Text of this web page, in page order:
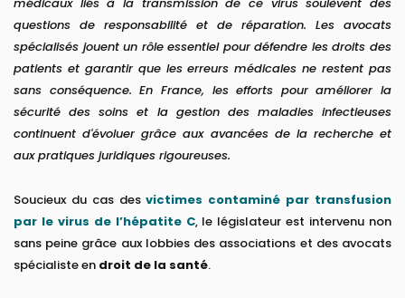
questions de responsabilité et de réparation. Les avocats
spécialisés jouent un rôle essentiel pour défendre les droits des
patients et garantir que les erreurs médicales ne restent pas
sans conséquence. En France, les efforts pour améliorer la
sécurité des soins et la gestion des maladies infectieuses
continuent d'évoluer grâce aux avancées de la recherche et
aux pratiques juridiques rigoureuses.
Soucieux du cas desvictimes contaminé par transfusion
par le virus de l’hépatite C, le législateur est intervenu non
sans peine grâce aux lobbies des associations et des avocats
spécialiste en droit de la santé.